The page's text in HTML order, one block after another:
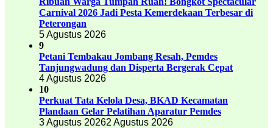
Carnival 2026 Jadi Pesta Kemerdekaan Terbesar di
Peterongan
5 Agustus 2026
9
Petani Tembakau Jombang Resah, Pemdes
Tanjungwadung dan Disperta Bergerak Cepat
4 Agustus 2026
10
Perkuat Tata Kelola Desa, BKAD Kecamatan
Plandaan Gelar Pelatihan Aparatur Pemdes
3 Agustus 20262 Agustus 2026